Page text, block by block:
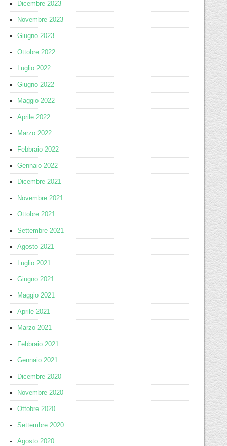
Dicembre 2023
Novembre 2023
Giugno 2023
Ottobre 2022
Luglio 2022
Giugno 2022
Maggio 2022
Aprile 2022
Marzo 2022
Febbraio 2022
Gennaio 2022
Dicembre 2021
Novembre 2021
Ottobre 2021
Settembre 2021
Agosto 2021
Luglio 2021
Giugno 2021
Maggio 2021
Aprile 2021
Marzo 2021
Febbraio 2021
Gennaio 2021
Dicembre 2020
Novembre 2020
Ottobre 2020
Settembre 2020
Agosto 2020